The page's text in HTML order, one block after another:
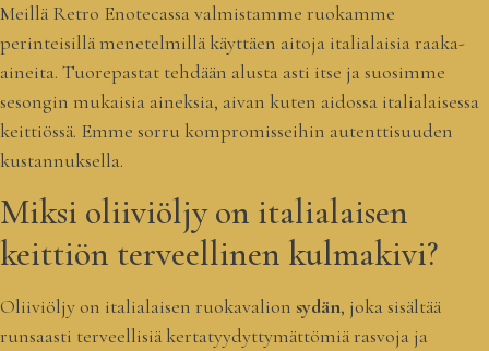
Meillä Retro Enotecassa valmistamme ruokamme
perinteisillä menetelmillä käyttäen aitoja italialaisia raaka-
aineita. Tuorepastat tehdään alusta asti itse ja suosimme
sesongin mukaisia aineksia, aivan kuten aidossa italialaisessa
keittiössä. Emme sorru kompromisseihin autenttisuuden
kustannuksella.
Miksi oliiviöljy on italialaisen
keittiön terveellinen kulmakivi?
Oliiviöljy on italialaisen ruokavalion sydän, joka sisältää
runsaasti terveellisiä kertatyydyttymättömiä rasvoja ja